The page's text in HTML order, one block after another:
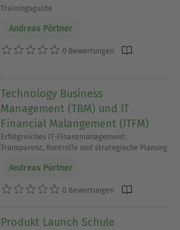
Trainingsguide
Andreas Pörtner
0 Bewertungen
Technology Business
Management (TBM) und IT
Financial Malangement (ITFM)
Erfolgreiches IT-Finanzmanagement:
Transparenz, Kontrolle und strategische Planung
Andreas Pörtner
0 Bewertungen
Produkt Launch Schule